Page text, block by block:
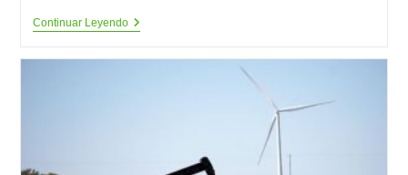
Continuar LeyendoRefugios